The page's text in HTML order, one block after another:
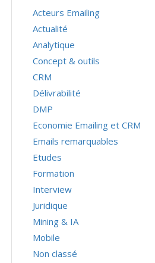
Acteurs Emailing
Actualité
Analytique
Concept & outils
CRM
Délivrabilité
DMP
Economie Emailing et CRM
Emails remarquables
Etudes
Formation
Interview
Juridique
Mining & IA
Mobile
Non classé